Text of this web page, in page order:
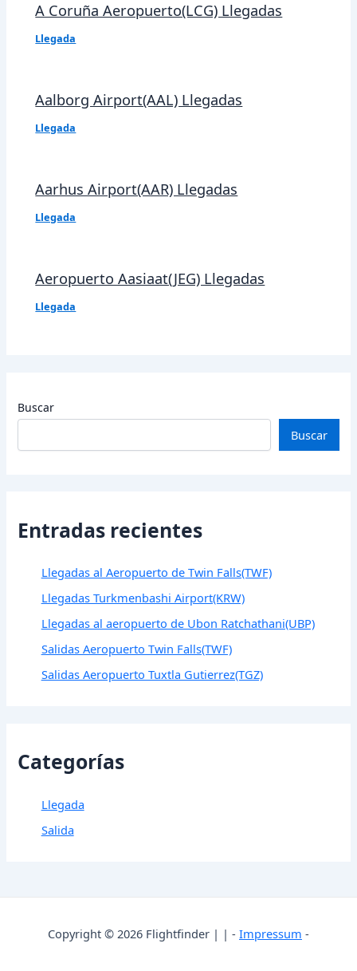
A Coruña Aeropuerto(LCG) Llegadas
Llegada
Aalborg Airport(AAL) Llegadas
Llegada
Aarhus Airport(AAR) Llegadas
Llegada
Aeropuerto Aasiaat(JEG) Llegadas
Llegada
Buscar
Buscar
Entradas recientes
Llegadas al Aeropuerto de Twin Falls(TWF)
Llegadas Turkmenbashi Airport(KRW)
Llegadas al aeropuerto de Ubon Ratchathani(UBP)
Salidas Aeropuerto Twin Falls(TWF)
Salidas Aeropuerto Tuxtla Gutierrez(TGZ)
Categorías
Llegada
Salida
Copyright © 2026 Flightfinder | | - Impressum -